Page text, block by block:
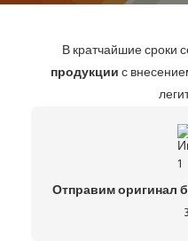
В кратчайшие сроки
продукциис
Отправим оригинал